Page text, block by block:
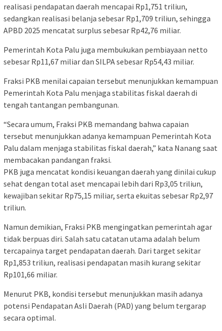
realisasi pendapatan daerah mencapai Rp1,751 triliun,
sedangkan realisasi belanja sebesar Rp1,709 triliun, sehingga
APBD 2025 mencatat surplus sebesar Rp42,76 miliar.
Pemerintah Kota Palu juga membukukan pembiayaan netto
sebesar Rp11,67 miliar dan SILPA sebesar Rp54,43 miliar.
Fraksi PKB menilai capaian tersebut menunjukkan kemampuan
Pemerintah Kota Palu menjaga stabilitas fiskal daerah di
tengah tantangan pembangunan.
“Secara umum, Fraksi PKB memandang bahwa capaian
tersebut menunjukkan adanya kemampuan Pemerintah Kota
Palu dalam menjaga stabilitas fiskal daerah,” kata Nanang saat
membacakan pandangan fraksi.
PKB juga mencatat kondisi keuangan daerah yang dinilai cukup
sehat dengan total aset mencapai lebih dari Rp3,05 triliun,
kewajiban sekitar Rp75,15 miliar, serta ekuitas sebesar Rp2,97
triliun.
Namun demikian, Fraksi PKB mengingatkan pemerintah agar
tidak berpuas diri. Salah satu catatan utama adalah belum
tercapainya target pendapatan daerah. Dari target sekitar
Rp1,853 triliun, realisasi pendapatan masih kurang sekitar
Rp101,66 miliar.
Menurut PKB, kondisi tersebut menunjukkan masih adanya
potensi Pendapatan Asli Daerah (PAD) yang belum tergarap
secara optimal.